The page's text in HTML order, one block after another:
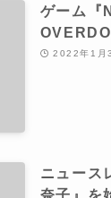
ゲーム『
2022年1月
ニュース
奈子』を